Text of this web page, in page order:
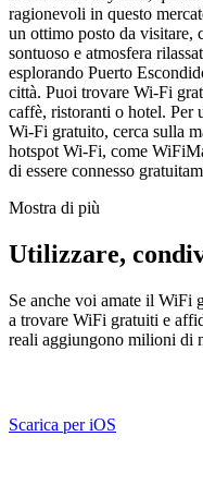
ragionevoli in questo
un ottimo posto da visitare,
sontuoso e atmosfera
esplorando Puerto
città. Puoi trovare Wi-Fi
caffè, ristoranti o hotel.
Wi-Fi gratuito, cerca sulla
hotspot Wi-Fi, come
di essere connesso
Mostra di più
Utilizzare,
Se anche voi amate il WiFi
a trovare WiFi gratuiti e
reali aggiungono milioni di
Scarica per iOS